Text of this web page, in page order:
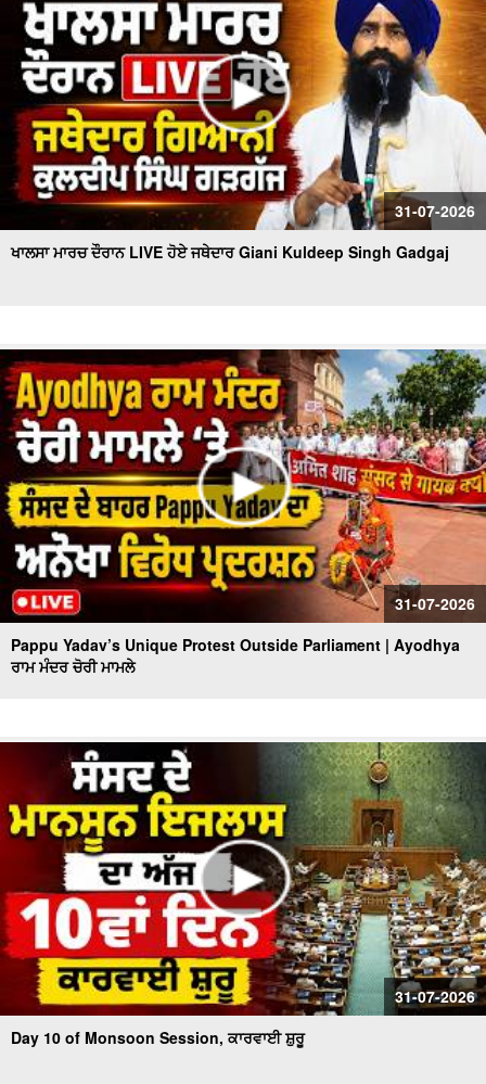
31-07-2026
ਖਾਲਸਾ ਮਾਰਚ ਦੌਰਾਨ LIVE ਹੋਏ ਜਥੇਦਾਰ Giani Kuldeep Singh Gadgaj
31-07-2026
Pappu Yadav’s Unique Protest Outside Parliament | Ayodhya
ਰਾਮ ਮੰਦਰ ਚੋਰੀ ਮਾਮਲੇ
31-07-2026
Day 10 of Monsoon Session, ਕਾਰਵਾਈ ਸ਼ੁਰੂ